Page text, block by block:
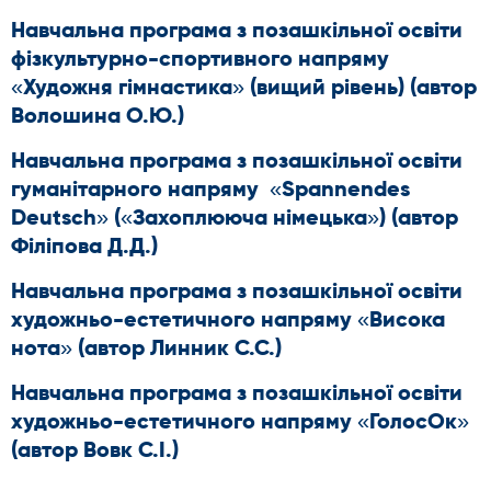
Навчальна програма з позашкільної освіти
фізкультурно-спортивного напряму
«Художня гімнастика» (вищий рівень) (автор
Волошина О.Ю.)
Навчальна програма з позашкільної освіти
гуманітарного напряму «Spannendes
Deutsch» («Захоплююча німецька») (автор
Філіпова Д.Д.)
Навчальна програма з позашкільної освіти
художньо-естетичного напряму «Висока
нота» (автор Линник С.С.)
Навчальна програма з позашкільної освіти
художньо-естетичного напряму «ГолосОк»
(автор Вовк С.І.)